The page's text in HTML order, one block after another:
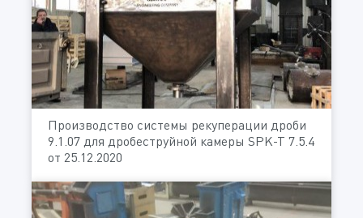
Производство системы рекуперации дроби
9.1.07 для дробеструйной камеры SPK-T 7.5.4
от 25.12.2020